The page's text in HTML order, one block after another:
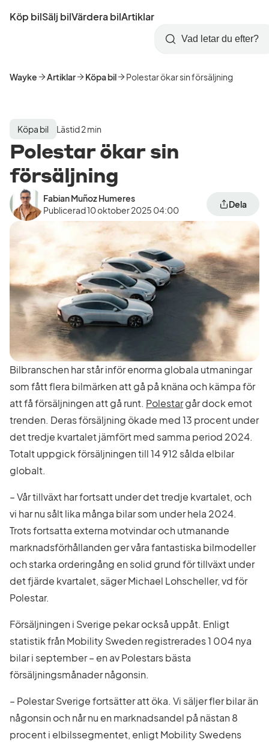
till
Startsida
Köp bilSälj bilVärdera bilArtiklar
Skapa
konto
Logga
in
Sök
Wayke Artiklar Köpa bil Polestar ökar sin försäljning
Köpa bil Lästid 2 min
Polestar ökar sin
försäljning
Fabian Muñoz Humeres
Publicerad10 oktober 2025 04:00
Dela
Bilbranschen har står inför enorma globala utmaningar
som fått flera bilmärken att gå på knäna och kämpa för
att få försäljningen att gå runt. Polestargår dock emot
trenden. Deras försäljning ökade med 13 procent under
det tredje kvartalet jämfört med samma period 2024.
Totalt uppgick försäljningen till 14 912 sålda elbilar
globalt.
– Vår tillväxt har fortsatt under det tredje kvartalet, och
vi har nu sålt lika många bilar som under hela 2024.
Trots fortsatta externa motvindar och utmanande
marknadsförhållanden ger våra fantastiska bilmodeller
och starka orderingång en solid grund för tillväxt under
det fjärde kvartalet, säger Michael Lohscheller, vd för
Polestar.
Försäljningen i Sverige pekar också uppåt. Enligt
statistik från Mobility Sweden registrerades 1 004 nya
bilar i september – en av Polestars bästa
försäljningsmånader någonsin.
– Polestar Sverige fortsätter att öka. Vi säljer fler bilar än
någonsin och når nu en marknadsandel på nästan 8
procent i elbilssegmentet, enligt Mobility Swedens